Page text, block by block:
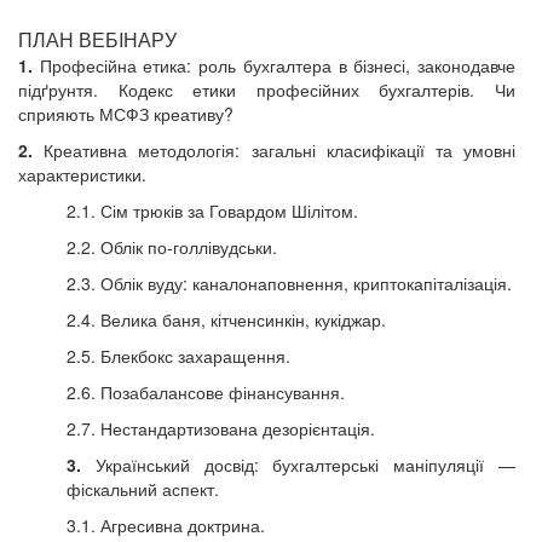
ПЛАН ВЕБIНАРУ
1. Професійна етика: роль бухгалтера в бізнесі, законодавче
підґрунтя. Кодекс етики професійних бухгалтерів. Чи
сприяють МСФЗ креативу?
2. Креативна методологія: загальні класифікації та умовні
характеристики.
2.1. Сім трюків за Говардом Шілітом.
2.2. Облік по-голлівудськи.
2.3. Облік вуду: каналонаповнення, криптокапіталізація.
2.4. Велика баня, кітченсинкін, кукіджар.
2.5. Блекбокс захаращення.
2.6. Позабалансове фінансування.
2.7. Нестандартизована дезорієнтація.
3. Український досвід: бухгалтерські маніпуляції —
фіскальний аспект.
3.1. Агресивна доктрина.